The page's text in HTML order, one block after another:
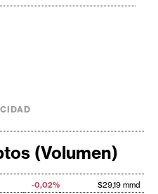
(Volumen)
-0,02%
$29,19 mmd